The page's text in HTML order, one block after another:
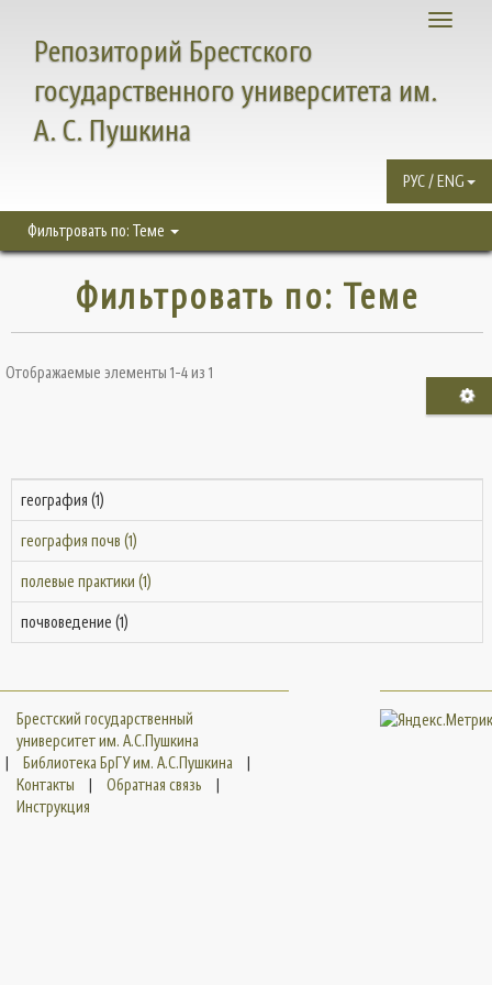
Toggle
Репозиторий Брестского
государственного университета им.
А. С. Пушкина
РУС / ENG
Фильтровать по: Теме
Фильтровать по: Теме
Отображаемые элементы 1-4 из 1
география (1)
география почв (1)
полевые практики (1)
почвоведение (1)
Брестский государственный
университет им. А.С.Пушкина
|
Библиотека БрГУ им. А.С.Пушкина
|
Контакты
| Обратная связь
|
Инструкция